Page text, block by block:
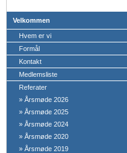
Velkommen
Hvem er vi
Formål
Kontakt
Medlemsliste
Referater
» Årsmøde 2026
» Årsmøde 2025
» Årsmøde 2024
» Årsmøde 2020
» Årsmøde 2019